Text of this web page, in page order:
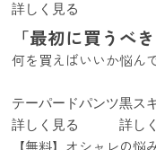
詳しく見る
「最初に買うべ
何を買えばいいか悩ん
テーパードパンツ
詳しく見る
黒ス
詳し
【無料】オシャレの悩